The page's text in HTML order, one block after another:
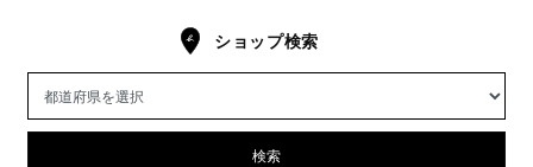
ショップ検索
検索